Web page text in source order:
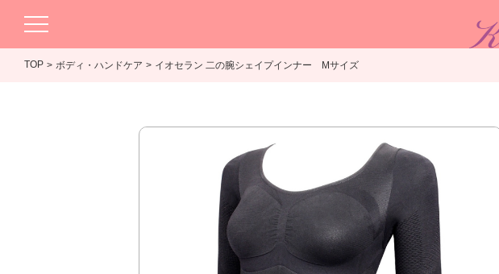
TOP ボディ・ハンドケア イオセラン 二の腕シェイプインナー Mサイズ